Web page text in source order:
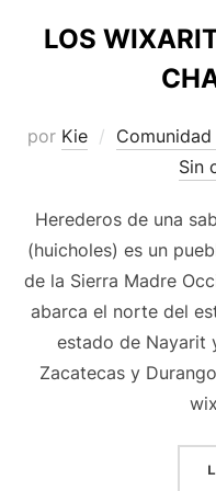
LOS
por Kie
Sin
Herederos de una
(huicholes) es un
de la Sierra Madre
abarca el norte del
estado de Nayarit
Zacatecas y